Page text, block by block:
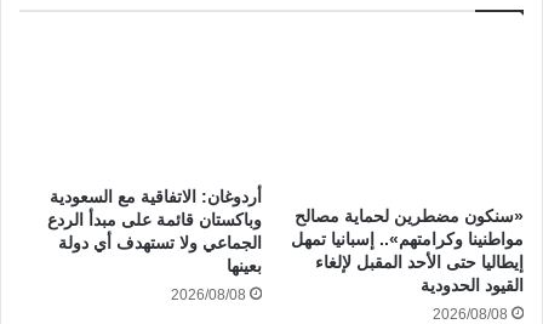
«سنكون مضطرين لحماية مصالح
مواطنينا وكرامتهم».. إسبانيا تمهل
إيطاليا حتى الأحد المقبل لإلغاء
القيود الحدودية
2026/08/08
أردوغان: الاتفاقية مع السعودية
وباكستان قائمة على مبدأ الردع
الجماعي ولا تستهدف أي دولة
بعينها
2026/08/08